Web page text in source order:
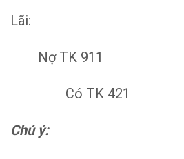
Lãi:
Nợ TK 911
Có TK 421
Chú ý: